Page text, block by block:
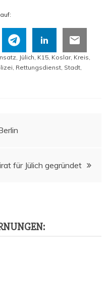
, Jülich, K15, Koslar, Kreis,
, Rettungsdienst, Stadt,
für Jülich gegründet